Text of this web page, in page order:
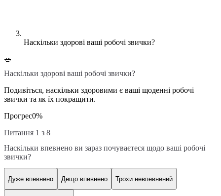
Наскільки здорові ваші робочі звички?
🥗
Наскільки здорові ваші робочі звички?
Подивіться, наскільки здоровими є ваші щоденні робочі
звички та як їх покращити.
Прогрес0%
Питання 1 з 8
Наскільки впевнено ви зараз почуваєтеся щодо ваші робочі
звички?
Дуже впевнено Дещо впевнено Трохи невпевнений